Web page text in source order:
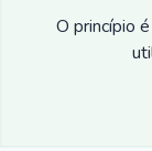
O princípio